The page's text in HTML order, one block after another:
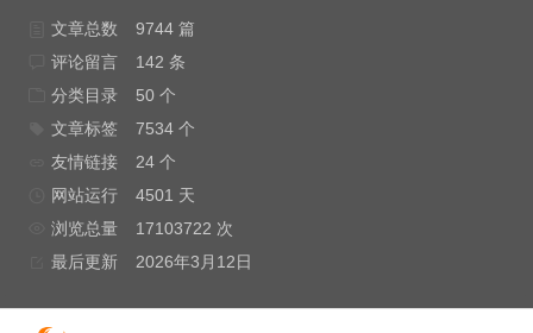
文章总数
9744 篇
评论留言
142 条
分类目录
50 个
文章标签
7534 个
友情链接
24 个
网站运行
4501 天
浏览总量
17103722 次
最后更新
2026年3月12日